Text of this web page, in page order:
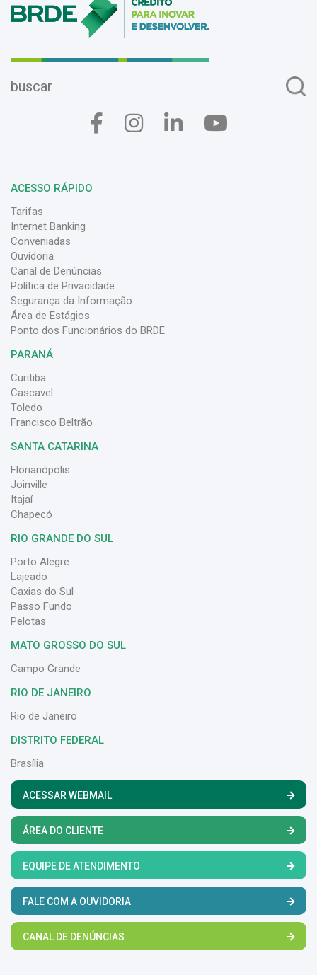
ACESSO RÁPIDO
Tarifas
Internet Banking
Conveniadas
Ouvidoria
Canal de Denúncias
Política de Privacidade
Segurança da Informação
Área de Estágios
Ponto dos Funcionários do BRDE
PARANÁ
Curitiba
Cascavel
Toledo
Francisco Beltrão
SANTA CATARINA
Florianópolis
Joinville
Itajaí
Chapecó
RIO GRANDE DO SUL
Porto Alegre
Lajeado
Caxias do Sul
Passo Fundo
Pelotas
MATO GROSSO DO SUL
Campo Grande
RIO DE JANEIRO
Rio de Janeiro
DISTRITO FEDERAL
Brasília
ACESSAR WEBMAIL
ÁREA DO CLIENTE
EQUIPE DE ATENDIMENTO
FALE COM A OUVIDORIA
CANAL DE DENÚNCIAS